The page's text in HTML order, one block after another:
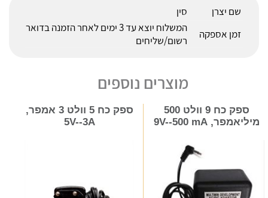
שם יצרן
סין
זמן אספקה
המשלוח יוצא עד 3 ימים לאחר הזמנה בדואר
רשום/שליחים
מוצרים נוספים
ספק כח 9 וולט 500
מיליאמפר, 9V--500 mA
ספק כח 5 וולט 3 אמפר,
5V--3A